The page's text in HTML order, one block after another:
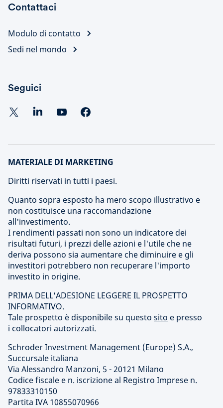
Contattaci
Modulo di contatto
Sedi nel mondo
Seguici
MATERIALE DI MARKETING
Diritti riservati in tutti i paesi.
Quanto sopra esposto ha mero scopo illustrativo e
non costituisce una raccomandazione
all'investimento.
I rendimenti passati non sono un indicatore dei
risultati futuri, i prezzi delle azioni e l'utile che ne
deriva possono sia aumentare che diminuire e gli
investitori potrebbero non recuperare l'importo
investito in origine.
PRIMA DELL'ADESIONE LEGGERE IL PROSPETTO
INFORMATIVO.
Tale prospetto è disponibile su questo sito e presso
i collocatori autorizzati.
Schroder Investment Management (Europe) S.A.,
Succursale italiana
Via Alessandro Manzoni, 5 - 20121 Milano
Codice fiscale e n. iscrizione al Registro Imprese n.
97833310150
Partita IVA 10855070966